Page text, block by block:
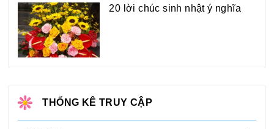
20 lời chúc sinh nhật ý nghĩa
THỐNG KÊ TRUY CẬP